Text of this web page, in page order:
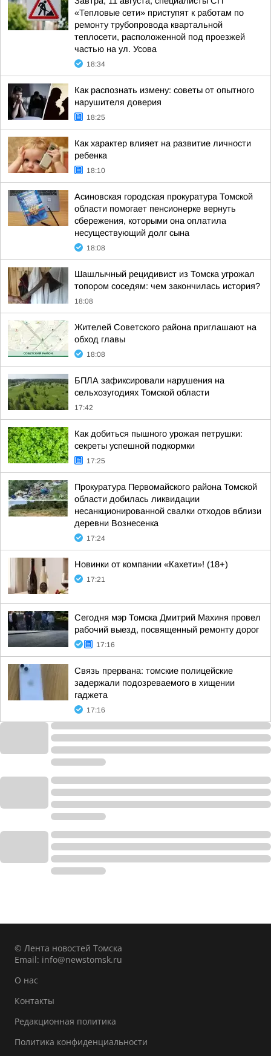
«Тепловые сети» приступят к работам по
ремонту трубопровода квартальной
теплосети, расположенной под проезжей
частью на ул. Усова
18:34
Как распознать измену: советы от опытного
нарушителя доверия
18:25
Как характер влияет на развитие личности
ребенка
18:10
Асиновская городская прокуратура Томской
области помогает пенсионерке вернуть
сбережения, которыми она оплатила
несуществующий долг сына
18:08
Шашлычный рецидивист из Томска угрожал
топором соседям: чем закончилась история?
18:08
Жителей Советского района приглашают на
обход главы
18:08
БПЛА зафиксировали нарушения на
сельхозугодиях Томской области
17:42
Как добиться пышного урожая петрушки:
секреты успешной подкормки
17:25
Прокуратура Первомайского района Томской
области добилась ликвидации
несанкционированной свалки отходов вблизи
деревни Вознесенка
17:24
Новинки от компании «Кахети»! (18+)
17:21
Сегодня мэр Томска Дмитрий Махиня провел
рабочий выезд, посвященный ремонту дорог
17:16
Связь прервана: томские полицейские
задержали подозреваемого в хищении
гаджета
17:16
© Лента новостей Томска
Email: info@newstomsk.ru
О нас
Контакты
Редакционная политика
Политика конфиденциальности